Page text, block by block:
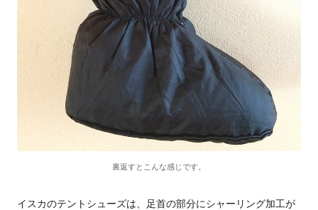
裏返すとこんな感じです。
イスカのテントシューズは、足首の部分にシャーリング加工が